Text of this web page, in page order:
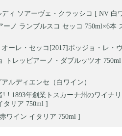
ィ ソアーヴェ・クラッシコ [ NV 白
ーノ ランブルスコ セッコ 750ml×6本
ーレ・セッコ[2017]ポッジョ・レ・
トレッビアーノ・ダブルッツオ
ルディエンセ（白ワイン）
! ! 1893年創業トスカーナ州のワイナ
タリア 750ml ]
ワイン イタリア 750ml ]